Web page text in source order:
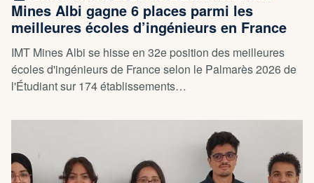
Mines Albi gagne 6 places parmi les
meilleures écoles d’ingénieurs en France
IMT Mines Albi se hisse en 32e position des meilleures
écoles d'ingénieurs de France selon le Palmarès 2026 de
l'Étudiant sur 174 établissements…